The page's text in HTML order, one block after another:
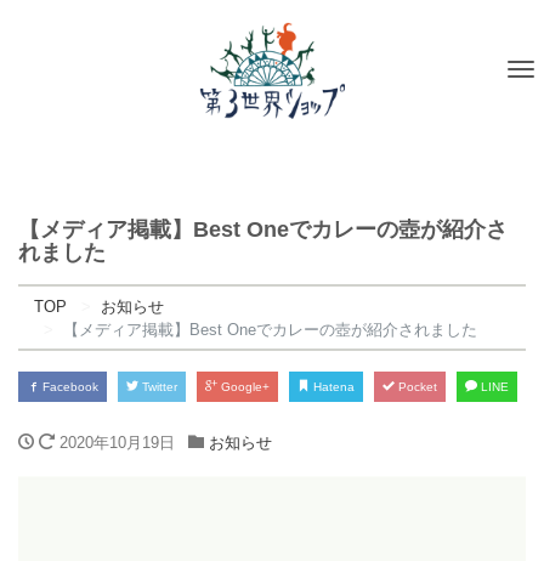
【メディア掲載】Best Oneでカレーの壺が紹介さ
れました
TOP
お知らせ
【メディア掲載】Best Oneでカレーの壺が紹介されました
Facebook Twitter Google+ Hatena Pocket LINE
2020年10月19日 お知らせ